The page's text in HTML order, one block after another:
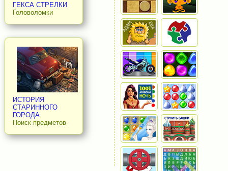
ГЕКСА СТРЕЛКИ
Головоломки
ИСТОРИЯ
СТАРИННОГО
ГОРОДА
Поиск предметов